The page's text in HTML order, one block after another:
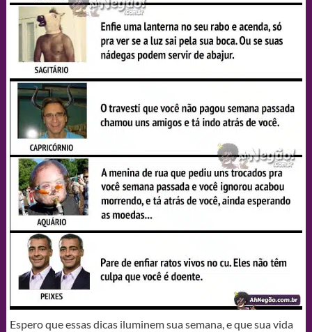
Espero que essas dicas iluminem sua semana, e que sua vida